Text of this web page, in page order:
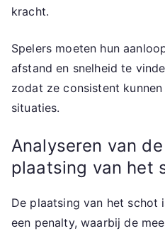
kracht.
Spelers moeten hun
afstand en snelheid te
zodat ze consistent
situaties.
Analyseren van
plaatsing van het
De plaatsing van het schot
een penalty, waarbij de